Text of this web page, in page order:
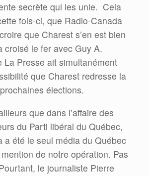
secrète qui les unie. Cela
fois-ci, que Radio-Canada
que Charest s’en est bien
croisé le fer avec Guy A.
La Presse ait simultanément
que Charest redresse la
élections.
que dans l’affaire des
du Parti libéral du Québec,
a été le seul média du Québec
de notre opération. Pas
le journaliste Pierre